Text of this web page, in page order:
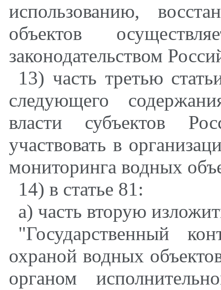
использованию,
объектов
законодательством
13) часть третью
следующего
власти субъектов
участвовать в
мониторинга водных
14) в статье 81:
а) часть вторую
"Государственный
охраной водных
органом